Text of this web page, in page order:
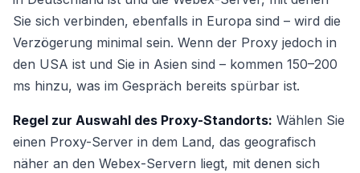
Sie sich verbinden, ebenfalls in Europa sind – wird die
Verzögerung minimal sein. Wenn der Proxy jedoch in
den USA ist und Sie in Asien sind – kommen 150–200
ms hinzu, was im Gespräch bereits spürbar ist.
Regel zur Auswahl des Proxy-Standorts: Wählen Sie
einen Proxy-Server in dem Land, das geografisch
näher an den Webex-Servern liegt, mit denen sich